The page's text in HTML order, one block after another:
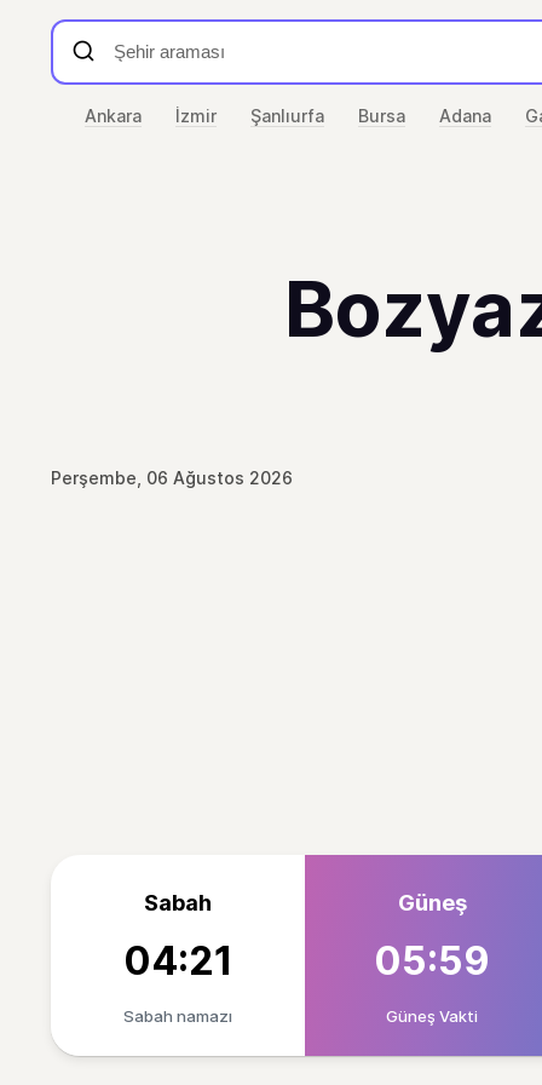
Ankara İzmir Şanlıurfa Bursa Adana
Perşembe, 06 Ağustos 2026
Sabah
04:21
Sabah namazı
Güneş
05:59
Güneş Vakti